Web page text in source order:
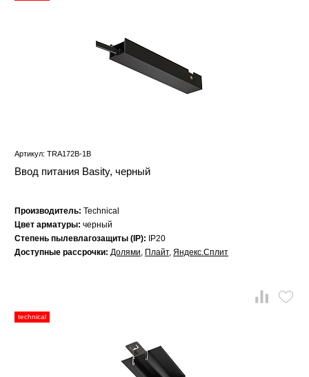
Артикул: TRA172B-1B
Ввод питания Basity, черный
Производитель: Technical
Цвет арматуры: черный
Степень пылевлагозащиты (IP):
IP20
Доступные рассрочки: Долями, Плайт, Яндекс.Сплит
technical